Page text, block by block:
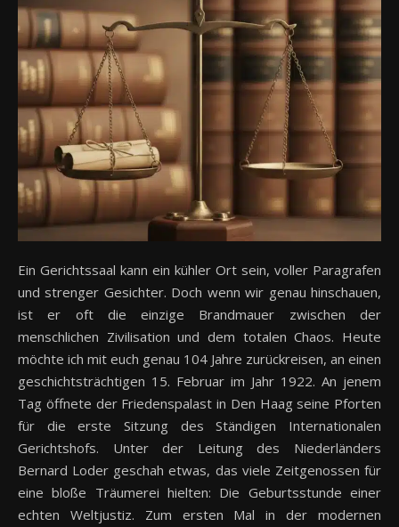
Ein Gerichtssaal kann ein kühler Ort sein, voller Paragrafen
und strenger Gesichter. Doch wenn wir genau hinschauen,
ist er oft die einzige Brandmauer zwischen der
menschlichen Zivilisation und dem totalen Chaos. Heute
möchte ich mit euch genau 104 Jahre zurückreisen, an einen
geschichtsträchtigen 15. Februar im Jahr 1922. An jenem
Tag öffnete der Friedenspalast in Den Haag seine Pforten
für die erste Sitzung des Ständigen Internationalen
Gerichtshofs. Unter der Leitung des Niederländers
Bernard Loder geschah etwas, das viele Zeitgenossen für
eine bloße Träumerei hielten: Die Geburtsstunde einer
echten Weltjustiz. Zum ersten Mal in der modernen